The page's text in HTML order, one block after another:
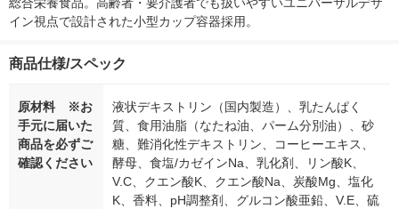
総合栄養食品。高齢者・要介護者でも扱いやすいユニバーサルデザ
イン視点で設計された小型カップ容器採用。
商品仕様/スペック
原材料 ※お
手元に届いた
商品を必ずご
確認ください
液状デキストリン（国内製造）、乳たんぱく
質、食用油脂（なたね油、パーム分別油）、砂
糖、難消化性デキストリン、コーヒーエキス、
酵母、食塩/カゼインNa、乳化剤、リン酸K、
V.C、クエン酸K、クエン酸Na、炭酸Mg、塩化
K、香料、pH調整剤、グルコン酸亜鉛、V.E、硫